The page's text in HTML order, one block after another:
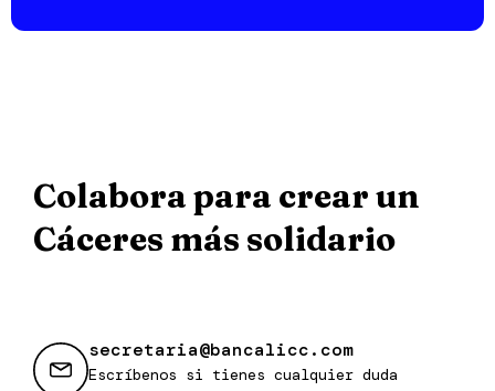
Colabora para crear un
Cáceres más solidario
secretaria@bancalicc.com
Escríbenos si tienes cualquier duda